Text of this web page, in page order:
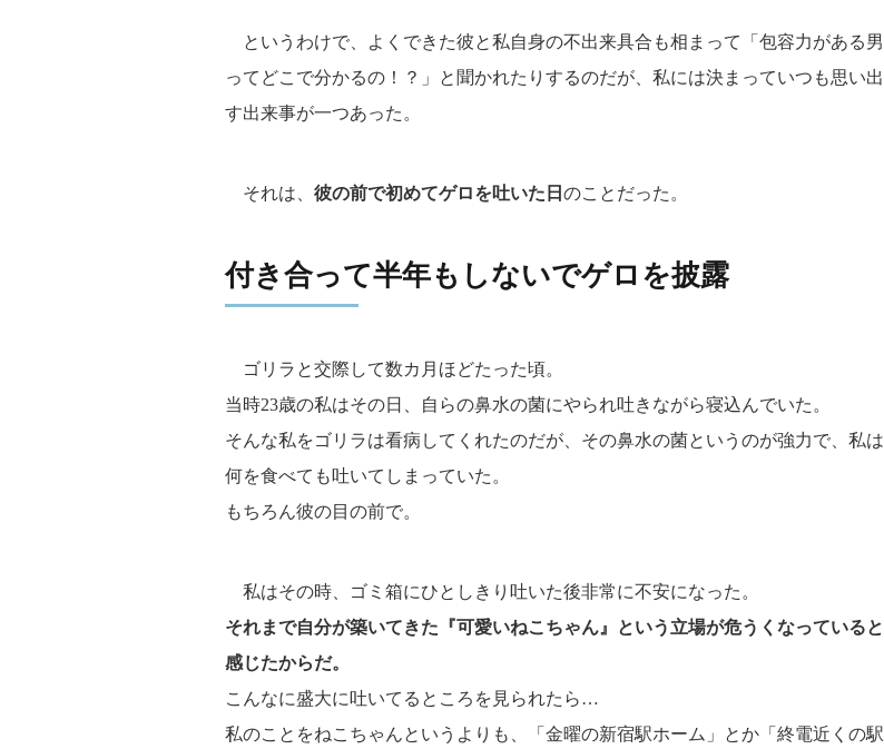
というわけで、よくできた彼と私自身の不出来具合も相まって「包容力がある男
ってどこで分かるの！？」と聞かれたりするのだが、私には決まっていつも思い出
す出来事が一つあった。
それは、 彼の前で初めてゲロを吐いた日 のことだった。
付き合って半年もしないでゲロを披露
ゴリラと交際して数カ月ほどたった頃。
当時23歳の私はその日、自らの鼻水の菌にやられ吐きながら寝込んでいた。
そんな私をゴリラは看病してくれたのだが、その鼻水の菌というのが強力で、私は
何を食べても吐いてしまっていた。
もちろん彼の目の前で。
私はその時、ゴミ箱にひとしきり吐いた後非常に不安になった。
それまで自分が築いてきた『可愛いねこちゃん』という立場が危うくなっていると
感じたからだ。
こんなに盛大に吐いてるところを見られたら…
私のことをねこちゃんというよりも、「金曜の新宿駅ホーム」とか「終電近くの駅